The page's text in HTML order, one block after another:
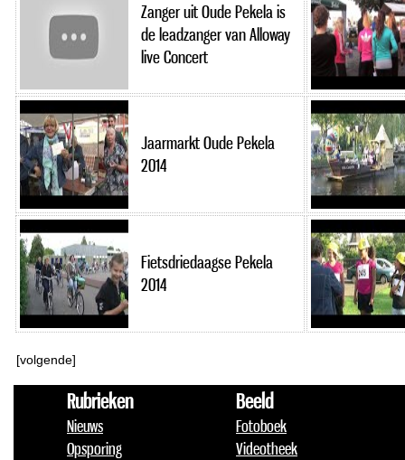
Zanger uit Oude Pekela is
de leadzanger van Alloway
live Concert
Jaarmarkt Oude Pekela
2014
Fietsdriedaagse Pekela
2014
[volgende]
Rubrieken
Nieuws
Opsporing
Beeld
Fotoboek
Videotheek